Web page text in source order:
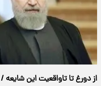
از دورغ تا تاواقعیت این